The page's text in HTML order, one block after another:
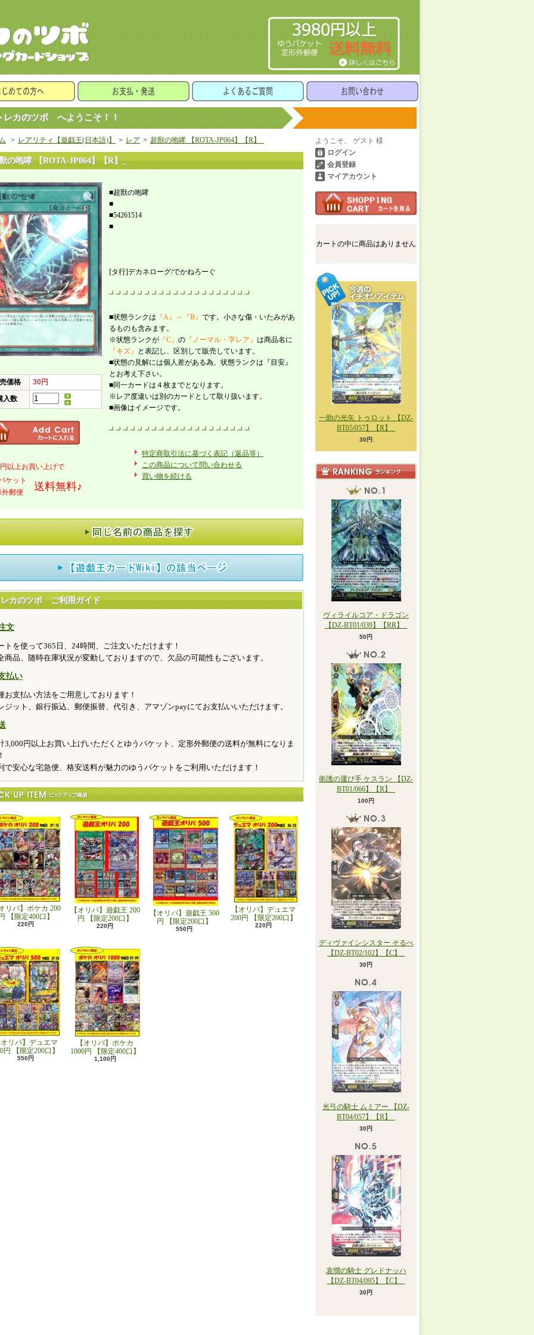
カのツボ へようこそ！！
> レアリティ【遊戯王(日本語)】 > レア > 超獸の咆哮 【ROTA-JP064】【R】_
の咆哮 【ROTA-JP064】【R】_
価格
30円
入数
以上お買い上げで
ケット
外郵便
送料無料♪
■超獸の咆哮
■
■54261514
■
[タ行]デカネローグ/でかねろーぐ
┛┛┛┛┛┛┛┛┛┛┛┛┛┛┛┛┛┛┛┛
■状態ランクは 『A』～『B』 です。小さな傷・いたみがあ
るものも含みます。
※状態ランクが 『C』 の 『ノーマル・字レア』 は商品名に
『キズ』
と表記し、区別して販売しています。
■状態の見解には個人差がある為、状態ランクは『目安』
とお考え下さい。
■同一カードは４枚までとなります。
※レア度違いは別のカードとして取り扱います。
■画像はイメージです。
┛┛┛┛┛┛┛┛┛┛┛┛┛┛┛┛┛┛┛┛
特定商取引法に基づく表記（返品等）
この商品について問い合わせる
買い物を続ける
カのツボ ご利用ガイド
文
トを使って365日、24時間、ご注文いただけます！
品、随時在庫状況が変動しておりますので、欠品の可能性もございます。
払い
お支払い方法をご用意しております！
ジット、銀行振込、郵便振替、代引き、アマゾンpayにてお支払いいただけます。
3,000円以上お買い上げいただくとゆうパケット、定形外郵便の送料が無料になりま
で安心な宅急便、格安送料が魅力のゆうパケットをご利用いただけます！
リパ】ポケカ 200
【限定400口】
220円
【オリパ】遊戯王 200
円 【限定200口】
220円
【オリパ】遊戯王 500
円 【限定200口】
550円
【オリパ】デュエマ
200円 【限定200口】
220円
リパ】デュエマ
円 【限定200口】
550円
【オリパ】ポケカ
1000円 【限定400口】
1,100円
ようこそ、 ゲスト 様
ログイン
会員登録
マイアカウント
カートの中に商品はありません
一助の光矢 トゥロット 【DZ-
BT05/057】【R】_
30円
ヴィライルコア・ドラゴン
【DZ-BT01/039】【RR】_
50円
衛護の運び手 ケスラン 【DZ-
BT01/066】【R】_
100円
ディヴァインシスター そるべ
【DZ-BT02/102】【C】_
30円
光弓の騎士 ムミアー 【DZ-
BT04/057】【R】_
30円
哀憫の騎士 グレドナッハ
【DZ-BT04/095】【C】_
30円